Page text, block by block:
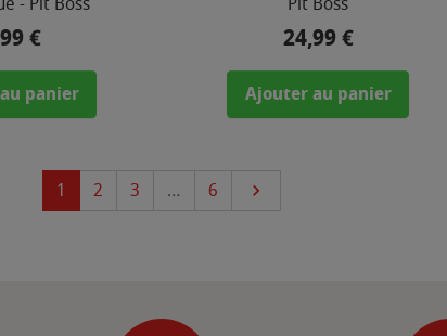
€
panier
Prix
24,99 €
Ajouter au panier
1 2 3 … 6 Suivant
